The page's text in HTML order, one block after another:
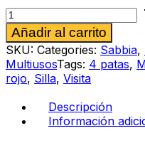
Silla
de
visita
Sabbia
187
rojo
-
cantidad
Añadir al carrito
SKU: Categories: Sabbia,
MultiusosTags: 4 patas,
rojo, Silla, Visita
Descripción
Información